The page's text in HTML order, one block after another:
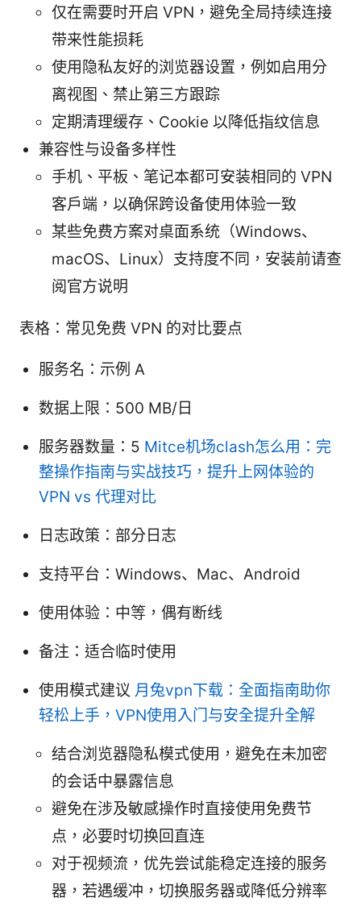
仅在需要时开启 VPN，避免全局持续连接
带来性能损耗
使用隐私友好的浏览器设置，例如启用分
离视图、禁止第三方跟踪
定期清理缓存、Cookie 以降低指纹信息
兼容性与设备多样性
手机、平板、笔记本都可安装相同的 VPN
客户端，以确保跨设备使用体验一致
某些免费方案对桌面系统（Windows、
macOS、Linux）支持度不同，安装前请查
阅官方说明
表格：常见免费 VPN 的对比要点
服务名：示例 A
数据上限：500 MB/日
服务器数量：5 Mitce机场clash怎么用：完
整操作指南与实战技巧，提升上网体验的
VPN vs 代理对比
日志政策：部分日志
支持平台：Windows、Mac、Android
使用体验：中等，偶有断线
备注：适合临时使用
使用模式建议 月兔vpn下载：全面指南助你
轻松上手，VPN使用入门与安全提升全解
结合浏览器隐私模式使用，避免在未加密
的会话中暴露信息
避免在涉及敏感操作时直接使用免费节
点，必要时切换回直连
对于视频流，优先尝试能稳定连接的服务
器，若遇缓冲，切换服务器或降低分辨率